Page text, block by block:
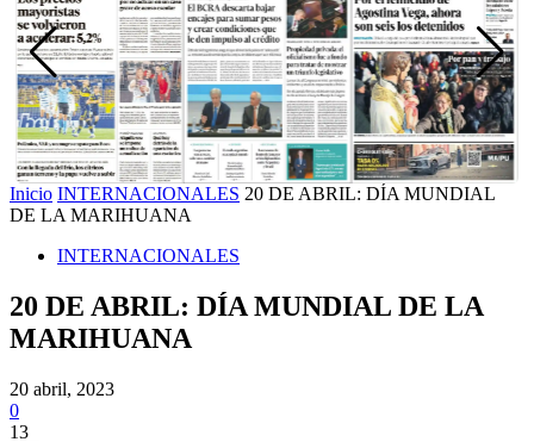
Inicio INTERNACIONALES 20 DE ABRIL: DÍA MUNDIAL
DE LA MARIHUANA
INTERNACIONALES
20 DE ABRIL: DÍA MUNDIAL DE LA
MARIHUANA
20 abril, 2023
0
13